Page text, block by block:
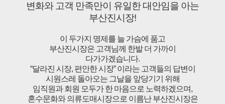
변화와 고객 만족만이 유일한 대안임을 아는
부산진시장!
이 두가지 명제를 늘 가슴에 품고
부산진시장은 고객님께 한발 더 가까이
다가가겠습니다.
“달라진 시장, 편안한 시장” 이라는 고객들의 답변이
시원스레 돌아오는 그날을 앞당기기 위해
임직원과 회원 모두가 한 마음으로 노력하겠으며,
혼수문화와 의류도매시장으로 이름난 부산진시장은